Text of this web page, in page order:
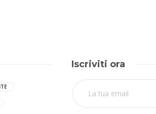
Iscriviti ora